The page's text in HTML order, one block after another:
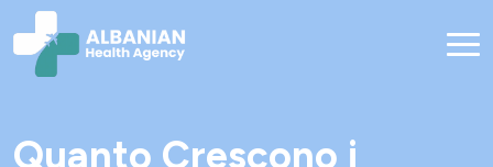
Quanto Crescono i